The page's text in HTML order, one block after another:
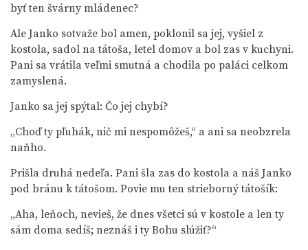
byť ten švárny mládenec?
Ale Janko sotvaže bol amen, poklonil sa jej, vyšiel z
kostola, sadol na tátoša, letel domov a bol zas v kuchyni.
Pani sa vrátila veľmi smutná a chodila po paláci celkom
zamyslená.
Janko sa jej spýtal: Čo jej chybí?
„Choď ty pľuhák, nič mi nespomôžeš,“ a ani sa neobzrela
naňho.
Prišla druhá nedeľa. Pani šla zas do kostola a náš Janko
pod bránu k tátošom. Povie mu ten strieborný tátošík:
„Aha, leňoch, nevieš, že dnes všetci sú v kostole a len ty
sám doma sedíš; neznáš i ty Bohu slúžiť?“